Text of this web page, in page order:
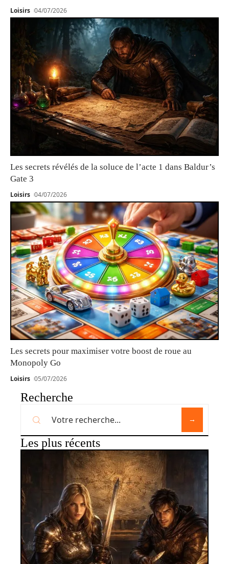
Loisirs 04/07/2026
Les secrets révélés de la soluce de l’acte 1 dans Baldur’s
Gate 3
Loisirs 04/07/2026
Les secrets pour maximiser votre boost de roue au
Monopoly Go
Loisirs 05/07/2026
Recherche
Les plus récents